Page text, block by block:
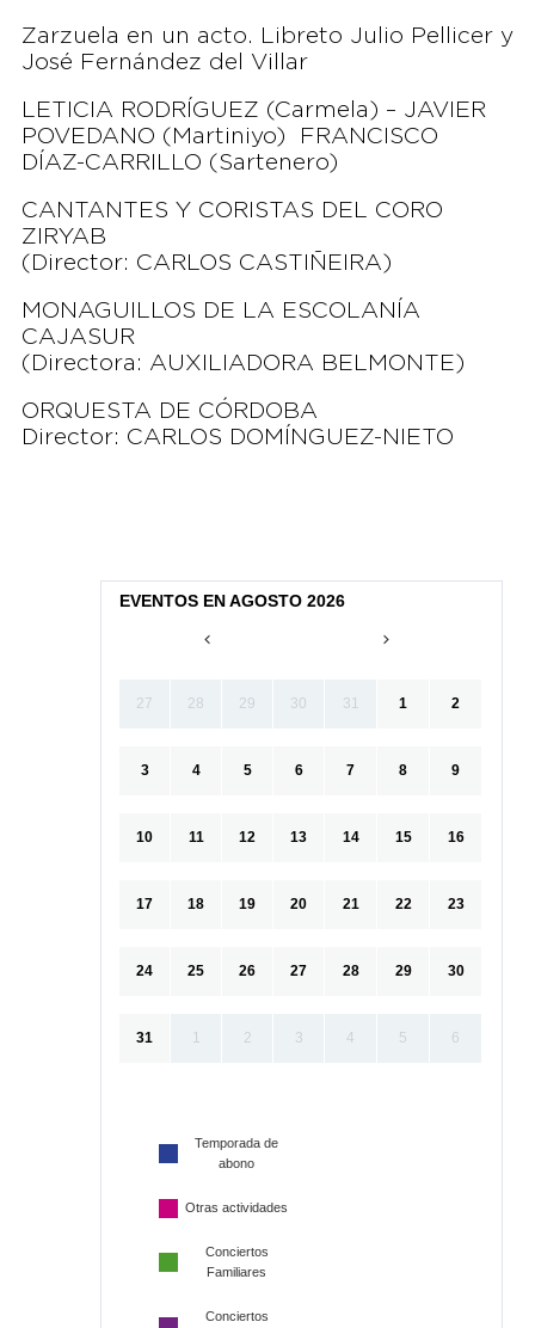
Zarzuela en un acto. Libreto Julio Pellicer y
José Fernández del Villar
LETICIA RODRÍGUEZ (Carmela) – JAVIER
POVEDANO (Martiniyo) FRANCISCO
DÍAZ-CARRILLO (Sartenero)
CANTANTES Y CORISTAS DEL CORO
ZIRYAB
(Director: CARLOS CASTIÑEIRA)
MONAGUILLOS DE LA ESCOLANÍA
CAJASUR
(Directora: AUXILIADORA BELMONTE)
ORQUESTA DE CÓRDOBA
Director: CARLOS DOMÍNGUEZ-NIETO
EVENTOS EN AGOSTO 2026
27 28 29 30 31 1 2
3 4 5 6 7 8 9
10 11 12 13 14 15 16
17 18 19 20 21 22 23
24 25 26 27 28 29 30
31 1 2 3 4 5 6
Temporada de
abono
Otras actividades
Conciertos
Familiares
Conciertos